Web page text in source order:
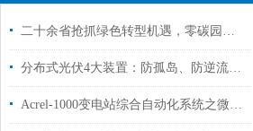
二十余省抢抓绿色转型机遇，零碳园区落地靠这套安科瑞综合方案
分布式光伏4大装置：防孤岛、防逆流、电能质量监测、箱变测控作用说明
Acrel-1000变电站综合自动化系统之微机保护及综自系统篇